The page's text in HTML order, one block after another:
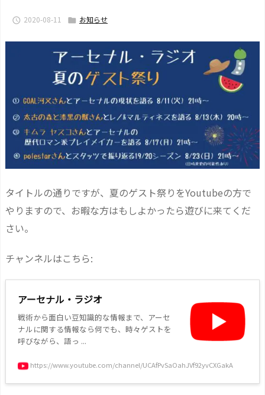
 2020-08-11  お知らせ
タイトルの通りですが、夏のゲスト祭りをYoutubeの方で
やりますので、お暇な方はもしよかったら遊びに来てくだ
さい。
チャンネルはこちら:
アーセナル・ラジオ
戦術から面白い豆知識的な情報まで、アーセ
ナルに関する情報なら何でも、時々ゲストを
呼びながら、語っ ...
https://www.youtube.com/channel/UCAfPvSaOahJVf92yvCXGakA